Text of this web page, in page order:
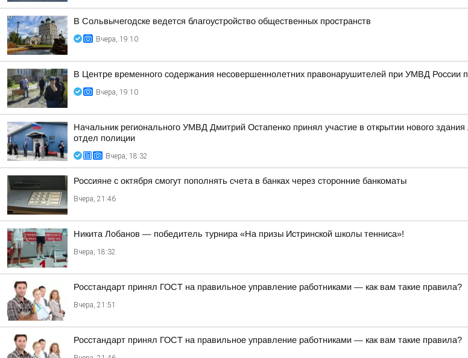
В Сольвычегодске ведется благоустройство общественных пространств
Вчера, 19:10
В Центре временного содержания несовершеннолетних правонарушителей при УМВД России
Вчера, 19:10
Начальник регионального УМВД Дмитрий Остапенко принял участие в открытии нового
отдел полиции
Вчера, 18:32
Россияне с октября смогут пополнять счета в банках через сторонние банкоматы
Вчера, 21:46
Никита Лобанов — победитель турнира «На призы Истринской школы тенниса»!
Вчера, 18:32
Росстандарт принял ГОСТ на правильное управление работниками — как вам такие правила?
Вчера, 21:51
Росстандарт принял ГОСТ на правильное управление работниками — как вам такие правила?